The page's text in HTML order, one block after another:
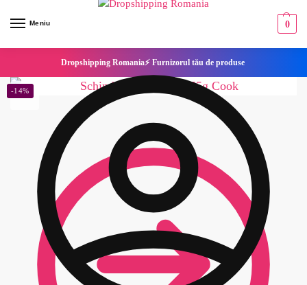
Meniu 0
Dropshipping Romania⚡ Furnizorul tău de produse
-14%